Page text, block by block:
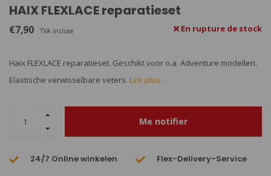
HAIX FLEXLACE reparatieset
€7,90 TVA incluse En rupture de stock
Haix FLEXLACE reparatieset. Geschikt voor o.a. Adventure modellen.
Elastische verwisselbare veters. Lire plus..
Me notifier
24/7 Online winkelen Flex-Delivery-Service